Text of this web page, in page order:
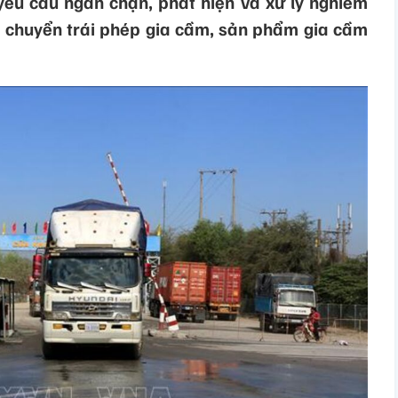
trái phép gia cầm, sản phẩm gia cầm